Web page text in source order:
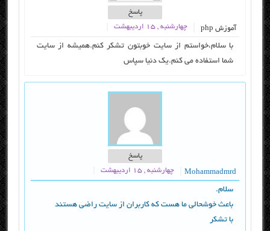
پاسخ
آموزش php چهارشنبه , ۱۵ اردیبهشت
با سلام،خواستم از سایت خوبتون تشکر کنم.همیشه از سایت
شما استفاده می کنم.یک دنیا سپاس
پاسخ
Mohammadmrd چهارشنبه , ۱۵ اردیبهشت
سلام.
باعث خوشحالی ما هست که کاربران از سایت راضی هستند
با تشکر